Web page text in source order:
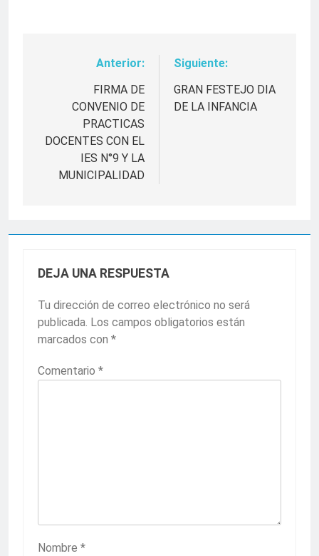
Navegación
entradas
Anterior:
FIRMA DE
CONVENIO DE
PRACTICAS
DOCENTES CON EL
IES N°9 Y LA
MUNICIPALIDAD
Siguiente:
GRAN FESTEJO DIA
DE LA INFANCIA
DEJA UNA RESPUESTA
Tu dirección de correo electrónico no será
publicada. Los campos obligatorios están
marcados con *
Comentario *
Nombre *